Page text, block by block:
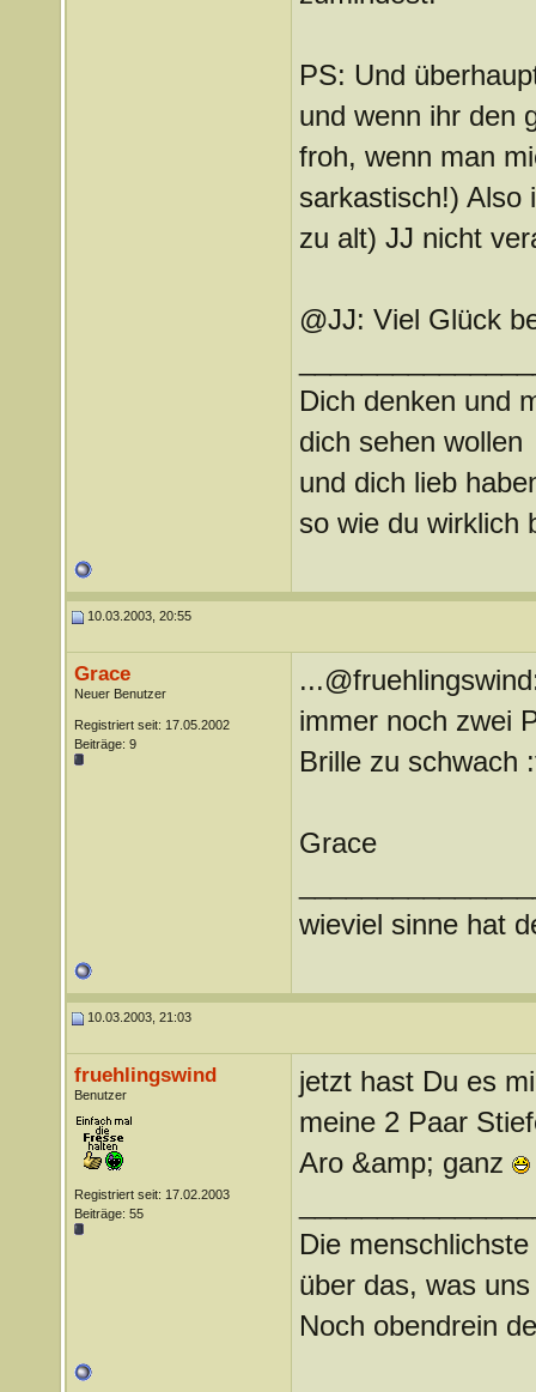
PS: Und
und wenn ihr den
froh, wenn man
sarkastisch!) Also
zu alt) JJ nicht
@JJ: Viel Glück
Dich denken und
dich sehen wollen
und dich lieb
so wie du wirklich
10.03.2003, 20:55
Grace
Neuer Benutzer
Registriert seit: 17.05.2002
Beiträge: 9
immer noch zwei
Brille zu schwach
Grace
wieviel sinne hat
10.03.2003, 21:03
fruehlingswind
Benutzer
Registriert seit: 17.02.2003
Beiträge: 55
jetzt hast Du es
meine 2 Paar
Aro &amp; ganz
Die
über das, was
Noch obendrein